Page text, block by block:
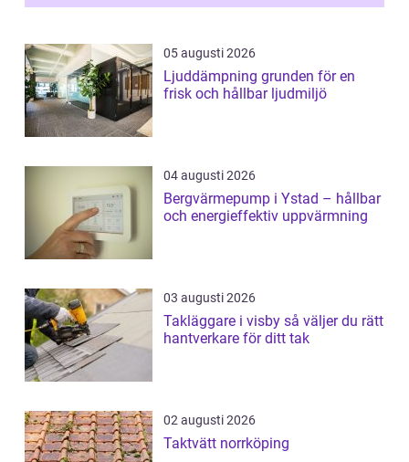
05 augusti 2026
Ljuddämpning grunden för en
frisk och hållbar ljudmiljö
04 augusti 2026
Bergvärmepump i Ystad – hållbar
och energieffektiv uppvärmning
03 augusti 2026
Takläggare i visby så väljer du rätt
hantverkare för ditt tak
02 augusti 2026
Taktvätt norrköping